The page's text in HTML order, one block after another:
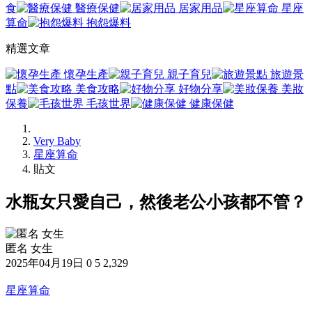
食
醫療保健 居家用品
星座
算命
抱怨爆料
精選文章
懷孕生產 親子育兒
旅遊景
點
美食攻略 好物分享
美妝
保養
毛孩世界 健康保健
Very Baby
星座算命
貼文
水瓶女只愛自己，然後老公小孩都不管？
匿名 女生
2025年04月19日 0 5 2,329
星座算命